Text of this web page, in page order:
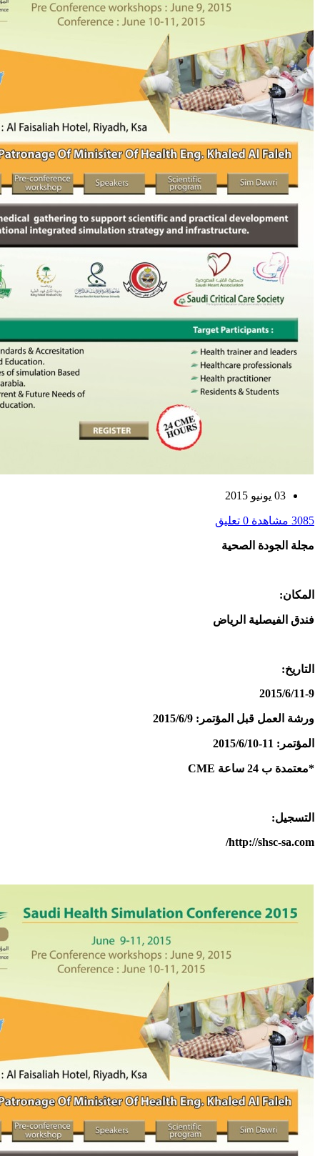
03 يونيو 2015
3085 مشاهدة 0 تعليق
مجلة الجودة الصحية
المكان:
فندق الفيصلية الرياض
التاريخ:
2015/6/11-9
ورشة العمل قبل المؤتمر: 2015/6/9
المؤتمر: 11-2015/6/10
*معتمدة ب 24 ساعة CME
التسجيل:
http://shsc-sa.com/